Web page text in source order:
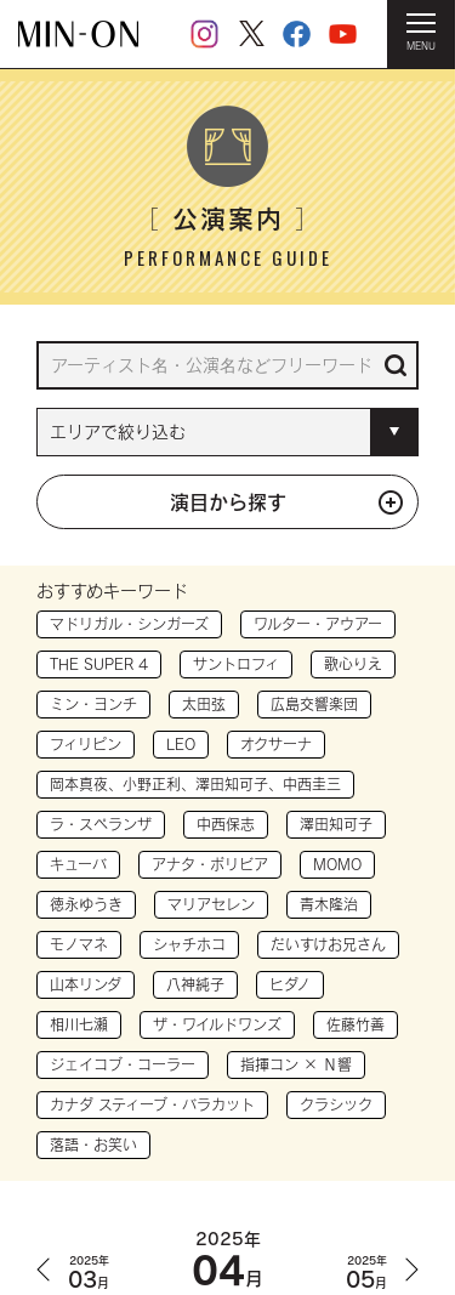
MENU
HOME ＞ 公演案内
［公演案内］
PERFORMANCE GUIDE
演目から探す
おすすめキーワード
マドリガル・シンガーズ ワルター・アウアー
THE SUPER 4 サントロフィ 歌心りえ
ミン・ヨンチ 太田弦 広島交響楽団
フィリピン LEO オクサーナ
岡本真夜、小野正利、澤田知可子、中西圭三
ラ・スペランザ 中西保志 澤田知可子
キューバ アナタ・ボリビア MOMO
徳永ゆうき マリアセレン 青木隆治
モノマネ シャチホコ だいすけお兄さん
山本リンダ 八神純子 ヒダノ
相川七瀬 ザ・ワイルドワンズ 佐藤竹善
ジェイコブ・コーラー 指揮コン × Ｎ響
カナダ スティーブ・バラカット クラシック
落語・お笑い
2025年
03月
2025年
04月
2025年
05月